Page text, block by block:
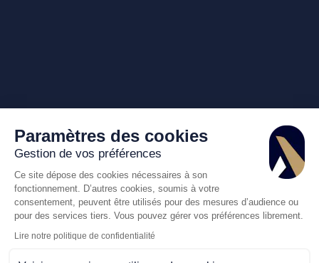
Paramètres des cookies
Gestion de vos préférences
Ce site dépose des cookies nécessaires à son
fonctionnement. D’autres cookies, soumis à votre
consentement, peuvent être utilisés pour des mesures d’audience ou
pour des services tiers. Vous pouvez gérer vos préférences librement.
Lire notre politique de confidentialité